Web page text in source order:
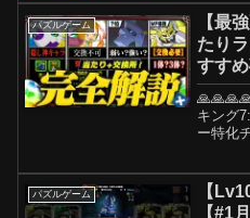
パズルゲーム
【最
たり
すすめ
ドラ
キング
ー特化
くtwit...
パズルゲーム
【
【#1